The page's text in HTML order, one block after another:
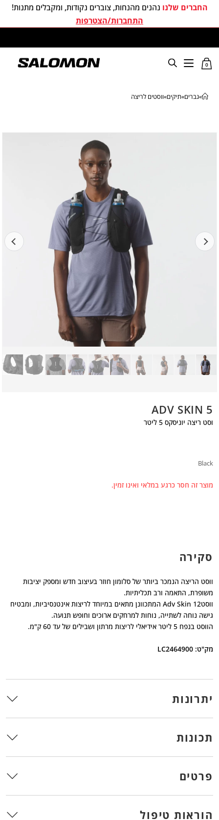
החברים שלנו נהנים מהנחות, צוברים נקודות, ומקבלים מתנות!
התחברות/הצטרפות
0
»גברים»תיקים»ווסטים לריצה
ADV SKIN 5
וסט ריצה יוניסקס 5 ליטר
Black
מוצר זה חסר כרגע במלאי ואינו זמין.
סקירה
ווסט הריצה הנמכר ביותר של סלומון חוזר בעיצוב חדש ומספק יציבות
משופרת, התאמה ורב תכליתיות.
ווסטAdv Skin 12 המתכוונן מתאים במיוחד לריצות אינטנסיביות, ומבטיח
גישה נוחה לשתייה, נוחות למרחקים ארוכים וחופש תנועה.
הווסט בנפח 5 ליטר אידיאלי לריצות מרתון ושבילים של עד 60 ק"מ.
מק"ט: LC2464900
יתרונות
תכונות
פרטים
הוראות טיפול